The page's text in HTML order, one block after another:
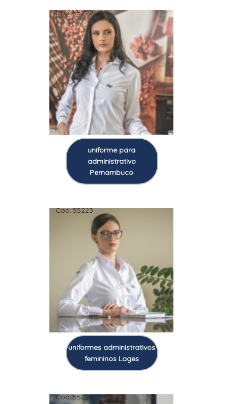
Cod.:55222
uniforme para
administrativo
Pernambuco
Cod.:55223
uniformes administrativos
femininos Lages
Cod.:55224